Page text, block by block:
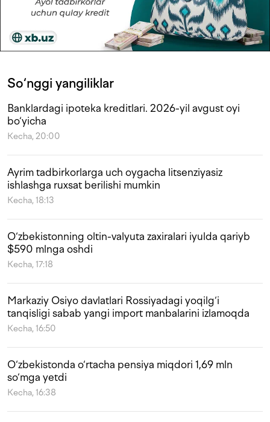
So‘nggi yangiliklar
Banklardagi ipoteka kreditlari. 2026-yil avgust oyi
bo‘yicha
Kecha, 20:00
Ayrim tadbirkorlarga uch oygacha litsenziyasiz
ishlashga ruxsat berilishi mumkin
Kecha, 18:13
O‘zbekistonning oltin-valyuta zaxiralari iyulda qariyb
$590 mlnga oshdi
Kecha, 17:18
Markaziy Osiyo davlatlari Rossiyadagi yoqilg‘i
tanqisligi sabab yangi import manbalarini izlamoqda
Kecha, 16:50
O‘zbekistonda o‘rtacha pensiya miqdori 1,69 mln
so‘mga yetdi
Kecha, 16:38